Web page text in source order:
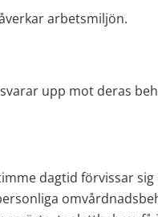
arbetsmiljön​.
upp mot deras
dagtid förvissar sig